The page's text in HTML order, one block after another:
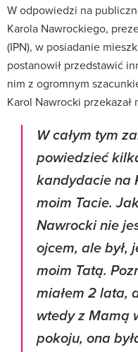
W odpowiedzi na
Karola Nawrockiego,
(IPN), w posiadanie
postanowił przedstawić
nim z ogromnym
Karol Nawrocki przekazał
W całym tym
powiedzieć
kandydacie na
moim Tacie.
Nawrocki nie
ojcem, ale był,
moim Tatą.
miałem 2 lata,
wtedy z Mamą
pokoju, ona